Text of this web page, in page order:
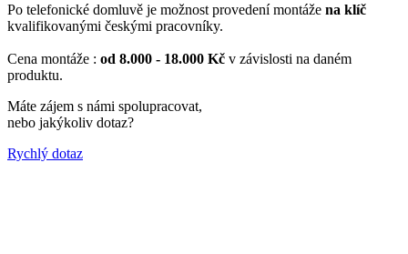
Po telefonické domluvě je možnost provedení montáže na klíč
kvalifikovanými českými pracovníky.
Cena montáže : od 8.000 - 18.000 Kč v závislosti na daném
produktu.
Máte zájem s námi spolupracovat,
nebo jakýkoliv dotaz?
Rychlý dotaz